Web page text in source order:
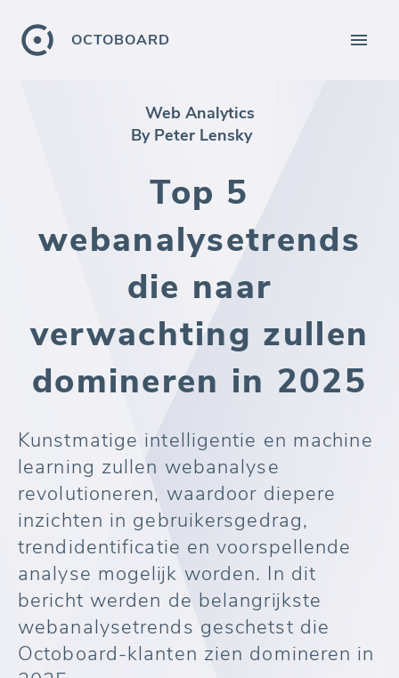
OCTOBOARD
Web Analytics
By Peter Lensky
Top 5
webanalysetrends
die naar
verwachting zullen
domineren in 2025
Kunstmatige intelligentie en machine
learning zullen webanalyse
revolutioneren, waardoor diepere
inzichten in gebruikersgedrag,
trendidentificatie en voorspellende
analyse mogelijk worden. In dit
bericht werden de belangrijkste
webanalysetrends geschetst die
Octoboard-klanten zien domineren in